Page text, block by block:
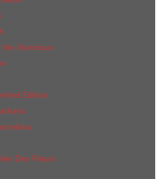
Victorious
Edition
Des Fleurs